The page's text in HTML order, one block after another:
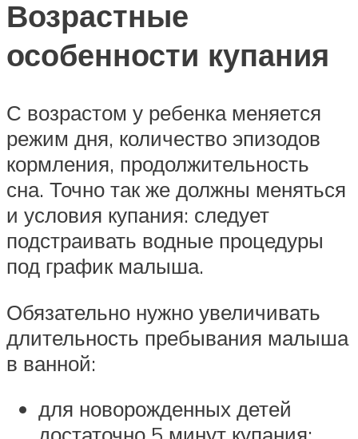
Возрастные
особенности купания
С возрастом у ребенка меняется
режим дня, количество эпизодов
кормления, продолжительность
сна. Точно так же должны меняться
и условия купания: следует
подстраивать водные процедуры
под график малыша.
Обязательно нужно увеличивать
длительность пребывания малыша
в ванной:
для новорожденных детей